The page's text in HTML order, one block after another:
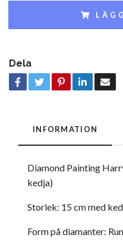
Dela
INFORMATION
Diamond Painting
kedja)
Storlek: 15 cm med
Form på diamanter: